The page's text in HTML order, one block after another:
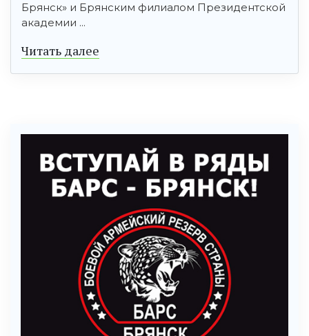
Брянск» и Брянским филиалом Президентской
академии ...
Читать далее